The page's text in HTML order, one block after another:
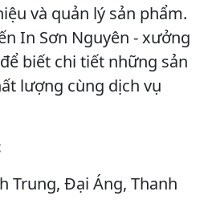
và quản lý sản phẩm.
In Sơn Nguyên - xưởng
biết chi tiết những sản
lượng cùng dịch vụ
Trung, Đại Áng, Thanh